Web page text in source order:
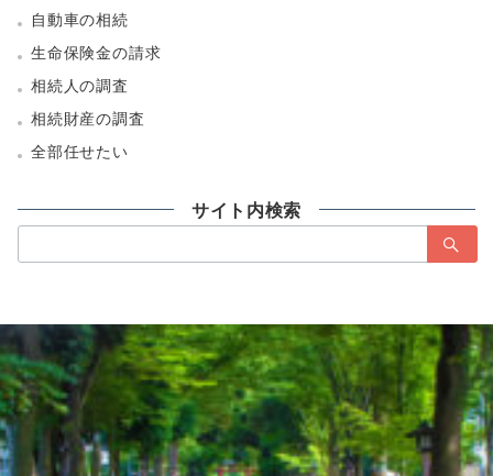
自動車の相続
生命保険金の請求
相続人の調査
相続財産の調査
全部任せたい
サイト内検索
索：